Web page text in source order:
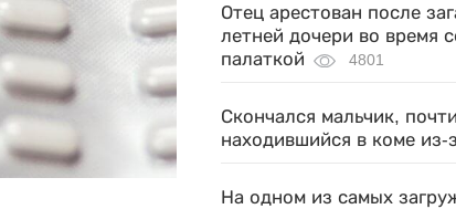
Отец арестован после
летней дочери во время
палаткой
4801
Скончался мальчик,
находившийся в коме из-
На одном из самых